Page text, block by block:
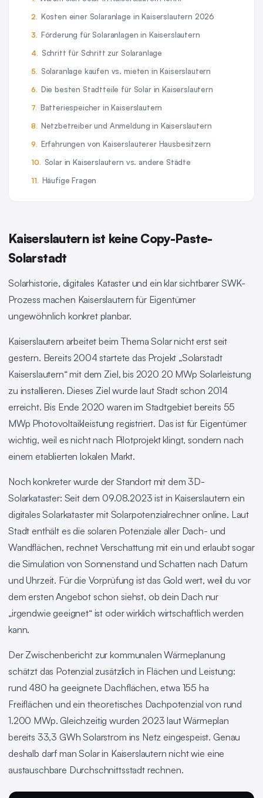
Kosten einer Solaranlage in Kaiserslautern 2026
Förderung für Solaranlagen in Kaiserslautern
Schritt für Schritt zur Solaranlage
Solaranlage kaufen vs. mieten in Kaiserslautern
Die besten Stadtteile für Solar in Kaiserslautern
Batteriespeicher in Kaiserslautern
Netzbetreiber und Anmeldung in Kaiserslautern
Erfahrungen von Kaiserslauterer Hausbesitzern
Solar in Kaiserslautern vs. andere Städte
Häufige Fragen
Kaiserslautern ist keine Copy-Paste-
Solarstadt
Solarhistorie, digitales Kataster und ein klar sichtbarer SWK-
Prozess machen Kaiserslautern für Eigentümer
ungewöhnlich konkret planbar.
Kaiserslautern arbeitet beim Thema Solar nicht erst seit
gestern. Bereits 2004 startete das Projekt „Solarstadt
Kaiserslautern“ mit dem Ziel, bis 2020 20 MWp Solarleistung
zu installieren. Dieses Ziel wurde laut Stadt schon 2014
erreicht. Bis Ende 2020 waren im Stadtgebiet bereits 55
MWp Photovoltaikleistung registriert. Das ist für Eigentümer
wichtig, weil es nicht nach Pilotprojekt klingt, sondern nach
einem etablierten lokalen Markt.
Noch konkreter wurde der Standort mit dem 3D-
Solarkataster: Seit dem 09.08.2023 ist in Kaiserslautern ein
digitales Solarkataster mit Solarpotenzialrechner online. Laut
Stadt enthält es die solaren Potenziale aller Dach- und
Wandflächen, rechnet Verschattung mit ein und erlaubt sogar
die Simulation von Sonnenstand und Schatten nach Datum
und Uhrzeit. Für die Vorprüfung ist das Gold wert, weil du vor
dem ersten Angebot schon siehst, ob dein Dach nur
„irgendwie geeignet“ ist oder wirklich wirtschaftlich werden
kann.
Der Zwischenbericht zur kommunalen Wärmeplanung
schätzt das Potenzial zusätzlich in Flächen und Leistung:
rund 480 ha geeignete Dachflächen, etwa 155 ha
Freiflächen und ein theoretisches Dachpotenzial von rund
1.200 MWp. Gleichzeitig wurden 2023 laut Wärmeplan
bereits 33,3 GWh Solarstrom ins Netz eingespeist. Genau
deshalb darf man Solar in Kaiserslautern nicht wie eine
austauschbare Durchschnittsstadt rechnen.